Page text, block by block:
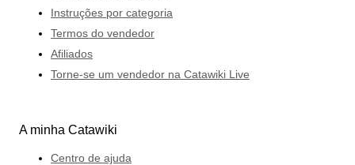
Instruções por categoria
Termos do vendedor
Afiliados
Torne-se um vendedor na Catawiki Live
A minha Catawiki
Centro de ajuda